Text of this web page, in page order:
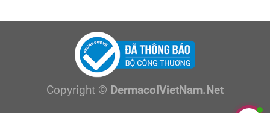
Copyright © DermacolVietNam.Net